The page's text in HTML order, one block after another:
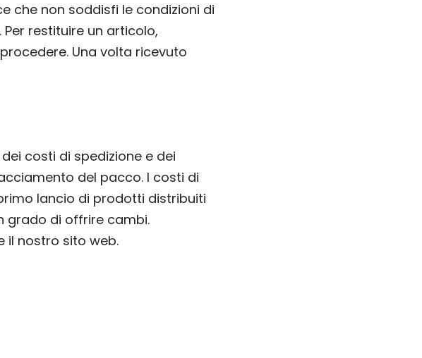
che non soddisfi le condizioni di
restituire un articolo,
Una volta ricevuto
costi di spedizione e dei
del pacco. I costi di
lancio di prodotti distribuiti
grado di offrire cambi.
il nostro sito web.